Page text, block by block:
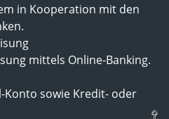
in Kooperation mit den
mittels Online-Banking.
Konto sowie Kredit- oder